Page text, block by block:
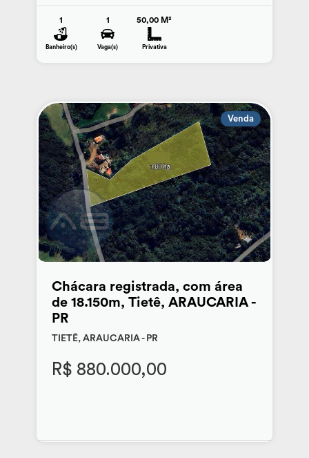
1
Banheiro(s)
1
Vaga(s)
50,00 M²
Privativa
Venda
Chácara registrada, com área
de 18.150m, Tietê, ARAUCARIA -
PR
TIETÊ, ARAUCARIA - PR
R$ 880.000,00